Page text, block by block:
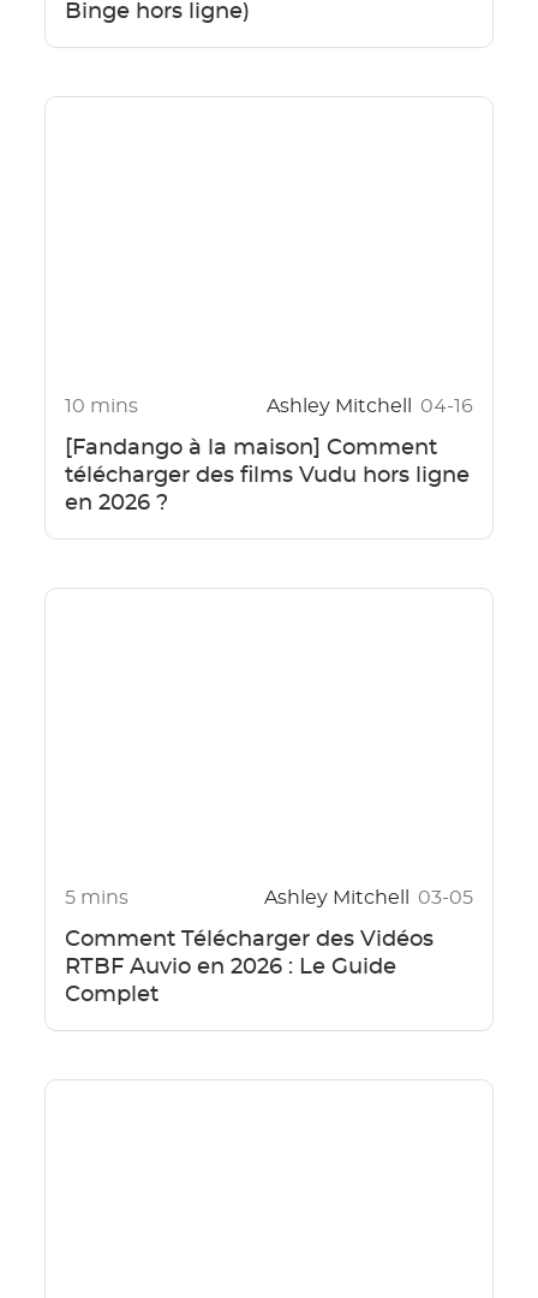
Binge hors ligne)
10 mins Ashley Mitchell 04-16
[Fandango à la maison] Comment
télécharger des films Vudu hors ligne
en 2026 ?
5 mins Ashley Mitchell 03-05
Comment Télécharger des Vidéos
RTBF Auvio en 2026 : Le Guide
Complet